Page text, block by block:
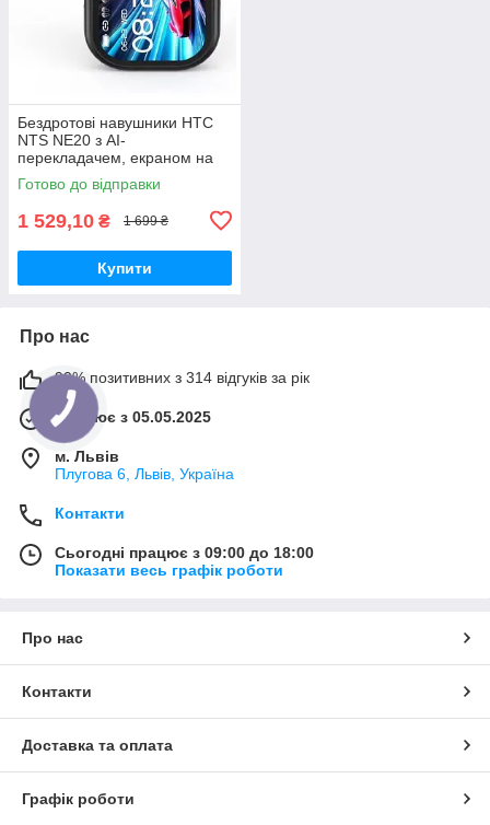
Бездротові навушники HTC
NTS NE20 з AI-
перекладачем, екраном на
кейсі, Bluetooth 6.0, сенсорне
керування
Готово до відправки
1 529,10 ₴ 1 699 ₴
Купити
Про нас
99% позитивних з 314 відгуків за рік
Працює з 05.05.2025
м. Львів
Плугова 6, Львів, Україна
Контакти
Сьогодні працює з 09:00 до 18:00
Показати весь графік роботи
Про нас
Контакти
Доставка та оплата
Графік роботи